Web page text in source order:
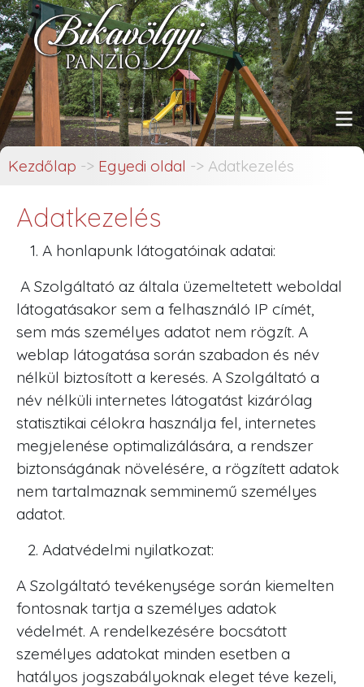
Kezdőlap -> Egyedi oldal -> Adatkezelés
Adatkezelés
A honlapunk látogatóinak adatai:
A Szolgáltató az általa üzemeltetett weboldal
látogatásakor sem a felhasználó IP címét,
sem más személyes adatot nem rögzít. A
weblap látogatása során szabadon és név
nélkül biztosított a keresés. A Szolgáltató a
név nélküli internetes látogatást kizárólag
statisztikai célokra használja fel, internetes
megjelenése optimalizálására, a rendszer
biztonságának növelésére, a rögzített adatok
nem tartalmaznak semminemű személyes
adatot.
Adatvédelmi nyilatkozat:
A Szolgáltató tevékenysége során kiemelten
fontosnak tartja a személyes adatok
védelmét. A rendelkezésére bocsátott
személyes adatokat minden esetben a
hatályos jogszabályoknak eleget téve kezeli,